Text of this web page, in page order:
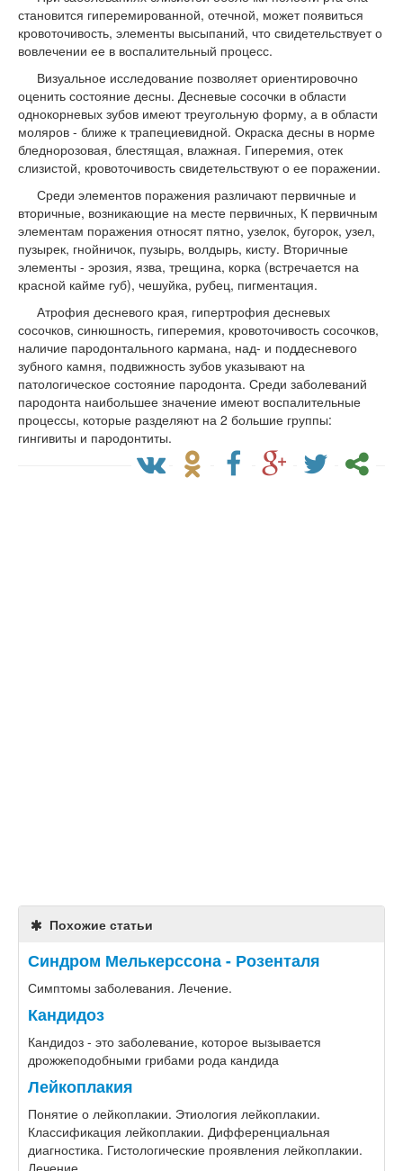
становится гиперемированной, отечной, может появиться
кровоточивость, элементы высыпаний, что свидетельствует о
вовлечении ее в воспалительный процесс.
Визуальное исследование позволяет ориентировочно
оценить состояние десны. Десневые сосочки в области
однокорневых зубов имеют треугольную форму, а в области
моляров - ближе к трапециевидной. Окраска десны в норме
бледнорозовая, блестящая, влажная. Гиперемия, отек
слизистой, кровоточивость свидетельствуют о ее поражении.
Среди элементов поражения различают первичные и
вторичные, возникающие на месте первичных, К первичным
элементам поражения относят пятно, узелок, бугорок, узел,
пузырек, гнойничок, пузырь, волдырь, кисту. Вторичные
элементы - эрозия, язва, трещина, корка (встречается на
красной кайме губ), чешуйка, рубец, пигментация.
Атрофия десневого края, гипертрофия десневых
сосочков, синюшность, гиперемия, кровоточивость сосочков,
наличие пародонтального кармана, над- и поддесневого
зубного камня, подвижность зубов указывают на
патологическое состояние пародонта. Среди заболеваний
пародонта наибольшее значение имеют воспалительные
процессы, которые разделяют на 2 большие группы:
гингивиты и пародонтиты.
Похожие статьи
Синдром Мелькерссона - Розенталя
Симптомы заболевания. Лечение.
Кандидоз
​Кандидоз - это заболевание, которое вызывается
дрожжеподобными грибами рода кандида
Лейкоплакия
Понятие о лейкоплакии. Этиология лейкоплакии.
Классификация лейкоплакии. Дифференциальная
диагностика. Гистологические проявления лейкоплакии.
Лечение.